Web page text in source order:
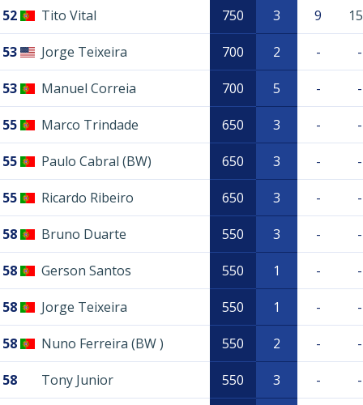
52 Tito Vital 750 3 9
53 Jorge Teixeira 700 2 - -
53 Manuel Correia 700 5 - -
55 Marco Trindade 650 3 - -
55 Paulo Cabral (BW) 650 3 - -
55 Ricardo Ribeiro 650 3 - -
58 Bruno Duarte 550 3 - -
58 Gerson Santos 550 1 - -
58 Jorge Teixeira 550 1 - -
58 Nuno Ferreira (BW ) 550 2 - -
58 Tony Junior 550 3 - -